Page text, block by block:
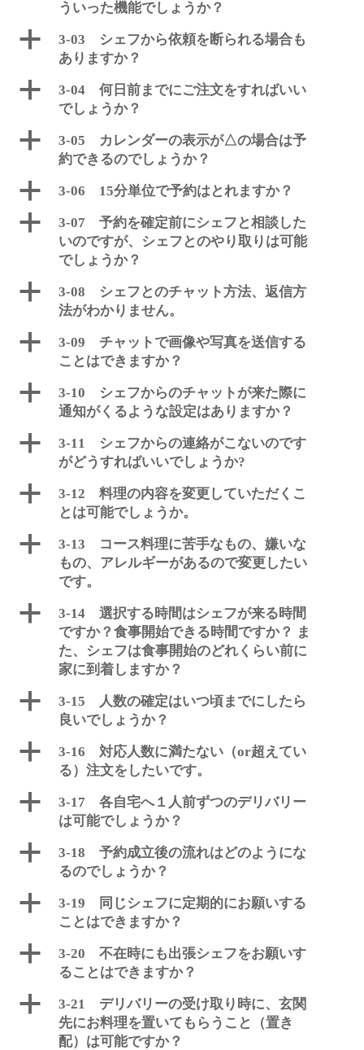
ういった機能でしょうか？
a
3-03 シェフから依頼を断られる場合も
ありますか？
a
3-04 何日前までにご注文をすればいい
でしょうか？
a
3-05 カレンダーの表示が△の場合は予
約できるのでしょうか？
a 3-06 15分単位で予約はとれますか？
a
3-07 予約を確定前にシェフと相談した
いのですが、シェフとのやり取りは可能
でしょうか？
a
3-08 シェフとのチャット方法、返信方
法がわかりません。
a
3-09 チャットで画像や写真を送信する
ことはできますか？
a
3-10 シェフからのチャットが来た際に
通知がくるような設定はありますか？
a
3-11 シェフからの連絡がこないのです
がどうすればいいでしょうか?
a
3-12 料理の内容を変更していただくこ
とは可能でしょうか。
a
3-13 コース料理に苦手なもの、嫌いな
もの、アレルギーがあるので変更したい
です。
a
3-14 選択する時間はシェフが来る時間
ですか？食事開始できる時間ですか？ ま
た、シェフは食事開始のどれくらい前に
家に到着しますか？
a
3-15 人数の確定はいつ頃までにしたら
良いでしょうか？
a
3-16 対応人数に満たない（or超えてい
る）注文をしたいです。
a
3-17 各自宅へ１人前ずつのデリバリー
は可能でしょうか？
a
3-18 予約成立後の流れはどのようにな
るのでしょうか？
a
3-19 同じシェフに定期的にお願いする
ことはできますか？
a
3-20 不在時にも出張シェフをお願いす
ることはできますか？
a
3-21 デリバリーの受け取り時に、玄関
先にお料理を置いてもらうこと（置き
配）は可能ですか？